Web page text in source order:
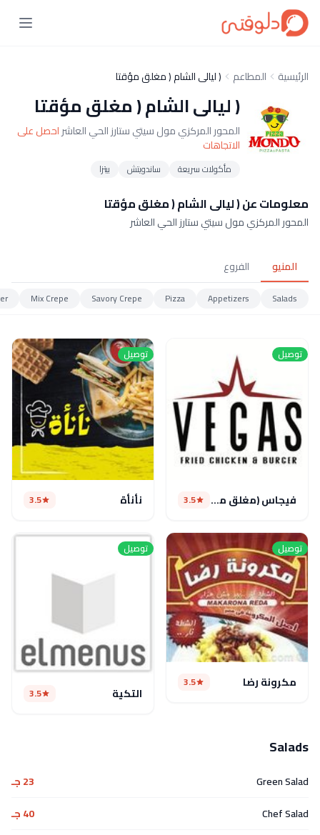
الرئيسية المطاعم ( ليالى الشام ( مغلق مؤقتا
( ليالى الشام ( مغلق مؤقتا
المحور المركزي مول سيتي ستارز الحي العاشراحصل على
الاتجاهات
مأكولات سريعة ساندويتش بيتزا
معلومات عن ( ليالى الشام ( مغلق مؤقتا
المحور المركزي مول سيتي ستارز الحي العاشر
المنيو الفروع
Salads
Appetizers
Pizza
Savory Crepe
Mix Crepe
توصيل
فيجاس (مغلق مؤقتا) 3.5
توصيل
نأنأة 3.5
توصيل
مكرونة رضا 3.5
توصيل
التكية 3.5
Salads
Green Salad
23 جـ
Chef Salad
40 جـ